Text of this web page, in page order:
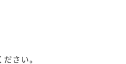
さい。